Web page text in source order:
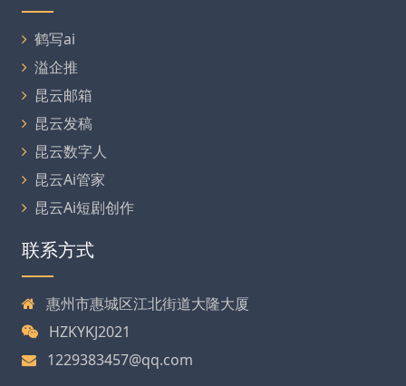
鹤写ai
溢企推
昆云邮箱
昆云发稿
昆云数字人
昆云Ai管家
昆云Ai短剧创作
联系方式
惠州市惠城区江北街道大隆大厦
HZKYKJ2021
1229383457@qq.com